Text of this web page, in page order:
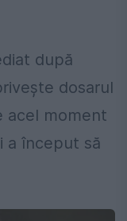
după
dosarul
acel moment
a început să